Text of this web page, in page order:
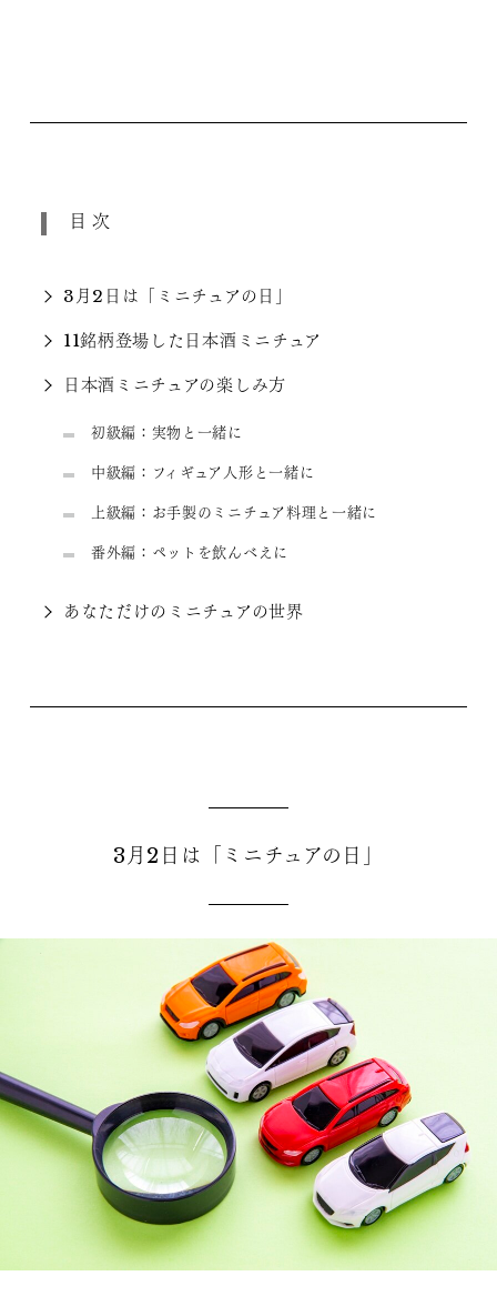
目次
3月2日は「ミニチュアの日」
11銘柄登場した日本酒ミニチュア
日本酒ミニチュアの楽しみ方
初級編：実物と一緒に
中級編：フィギュア人形と一緒に
上級編：お手製のミニチュア料理と一緒に
番外編：ペットを飲んべえに
あなただけのミニチュアの世界
3月2日は「ミニチュアの日」